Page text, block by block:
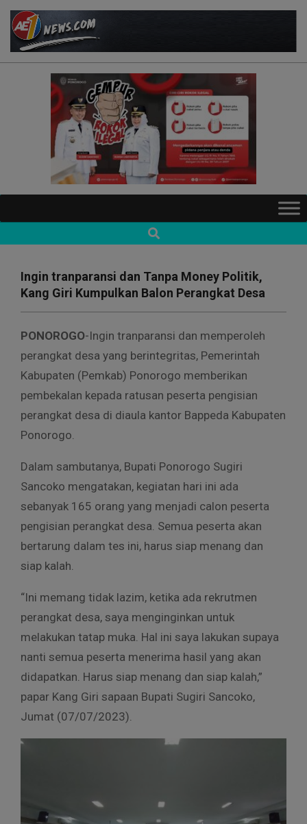
Skip
content
AE1NEWS
Navigation
Search
Ingin tranparansi dan Tanpa Money Politik,
Kang Giri Kumpulkan Balon Perangkat Desa
PONOROGO-Ingin tranparansi dan memperoleh
perangkat desa yang berintegritas, Pemerintah
Kabupaten (Pemkab) Ponorogo memberikan
pembekalan kepada ratusan peserta pengisian
perangkat desa di diaula kantor Bappeda Kabupaten
Ponorogo.
Dalam sambutanya, Bupati Ponorogo Sugiri
Sancoko mengatakan, kegiatan hari ini ada
sebanyak 165 orang yang menjadi calon peserta
pengisian perangkat desa. Semua peserta akan
bertarung dalam tes ini, harus siap menang dan
siap kalah.
“Ini memang tidak lazim, ketika ada rekrutmen
perangkat desa, saya menginginkan untuk
melakukan tatap muka. Hal ini saya lakukan supaya
nanti semua peserta menerima hasil yang akan
didapatkan. Harus siap menang dan siap kalah,”
papar Kang Giri sapaan Bupati Sugiri Sancoko,
Jumat (07/07/2023).